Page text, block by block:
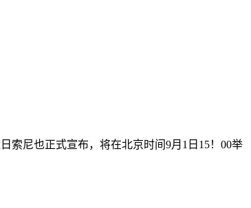
索尼也正式宣布，将在北京时间9月1日15！00举